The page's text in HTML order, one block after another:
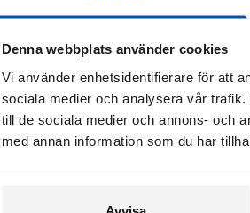
Denna webbplats använder cookies
Vi använder enhetsidentifierare för att
sociala medier och analysera vår
till de sociala medier och annons- och
med annan information som du har